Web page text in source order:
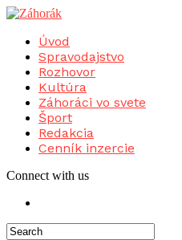
Úvod
Spravodajstvo
Rozhovor
Kultúra
Záhoráci vo svete
Šport
Redakcia
Cenník inzercie
Connect with us